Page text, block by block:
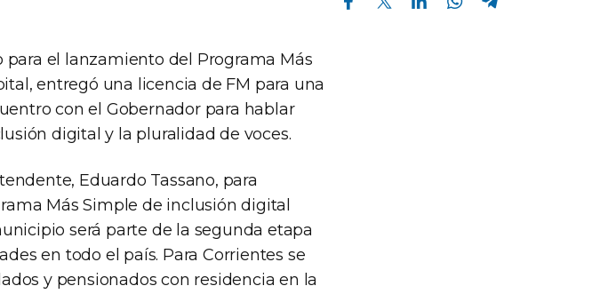
el lanzamiento del Programa Más
entregó una licencia de FM para una
con el Gobernador para hablar
digital y la pluralidad de voces.
Eduardo Tassano, para
Más Simple de inclusión digital
será parte de la segunda etapa
en todo el país. Para Corrientes se
y pensionados con residencia en la